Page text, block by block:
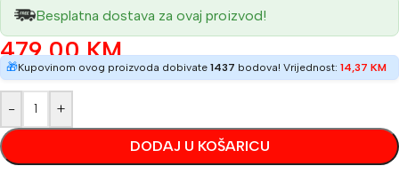
Besplatna dostava za ovaj proizvod!
479,00KM
🎁Kupovinom ovog proizvoda dobivate 1437 bodova! Vrijednost: 14,37 KM
- +
DODAJ U KOŠARICU